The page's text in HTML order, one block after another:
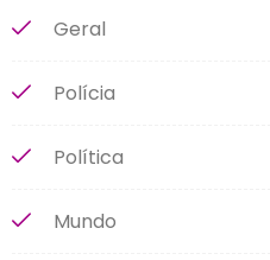
Geral
Polícia
Política
Mundo